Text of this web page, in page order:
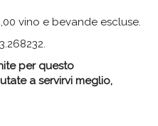
vino e bevande escluse.
per questo
a servirvi meglio,